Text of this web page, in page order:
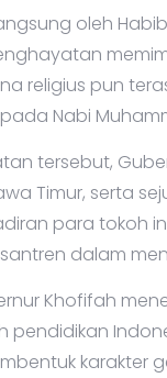
oleh
religius pun
Nabi
tersebut,
Timur,
para tokoh
dalam
Khofifah
karakter